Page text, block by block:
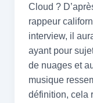
Cloud ?
rappeur
interview, il
ayant pour
de nuages et
musique
définition, cela